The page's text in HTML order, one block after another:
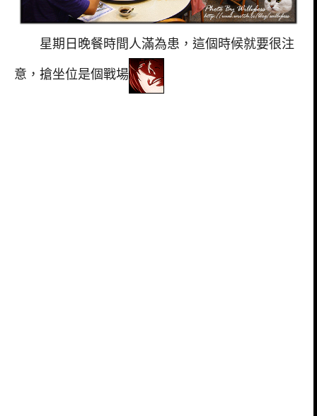
星期日晚餐時間人滿為患，這個時候就要很注
意，搶坐位是個戰場